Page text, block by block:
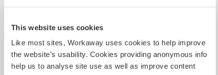
This website uses cookies
Like most sites, Workaway uses cookies to help improve
the website’s usability. Cookies providing anonymous info
help us to analyse site use as well as improve content
Nous sommes fumeurs